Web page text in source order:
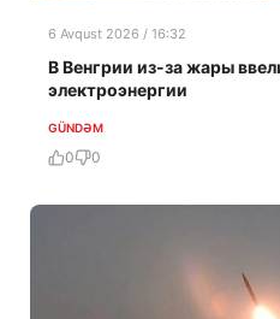
6 Avqust 2026 / 16:32
В Венгрии из-за жары
электроэнергии
GÜNDƏM
0 0